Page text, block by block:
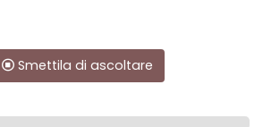
Smettila di ascoltare